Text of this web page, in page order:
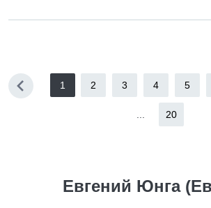
1 2 3 4 5
20
Евгений Юнга